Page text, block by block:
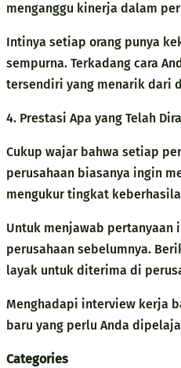
menganggu kinerja dalam
Intinya setiap orang punya
sempurna. Terkadang cara
tersendiri yang menarik dari
4. Prestasi Apa yang Telah
Cukup wajar bahwa setiap
perusahaan biasanya ingin
mengukur tingkat
Untuk menjawab
perusahaan sebelumnya.
layak untuk diterima di
Menghadapi interview kerja
baru yang perlu Anda
Categories